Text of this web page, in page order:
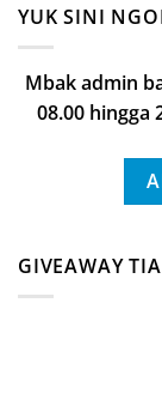
YUK SINI
Mbak admin
08.00 hingga
GIVEAWAY